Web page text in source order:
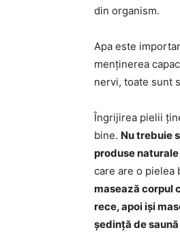
din organism.
Apa este
menținerea
nervi, toate sunt
Îngrijirea pielii
bine. Nu trebuie
produse
care are o pielea
masează corpul
rece, apoi iși
ședință de